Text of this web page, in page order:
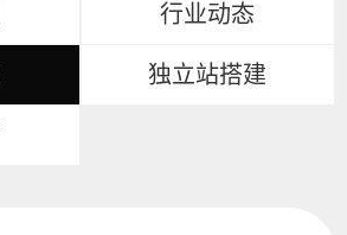
行业动态
独立站搭建